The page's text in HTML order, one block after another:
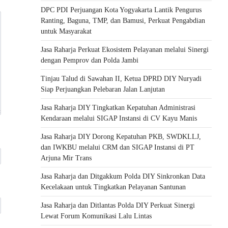
DPC PDI Perjuangan Kota Yogyakarta Lantik Pengurus
Ranting, Baguna, TMP, dan Bamusi, Perkuat Pengabdian
untuk Masyarakat
Jasa Raharja Perkuat Ekosistem Pelayanan melalui Sinergi
dengan Pemprov dan Polda Jambi
Tinjau Talud di Sawahan II, Ketua DPRD DIY Nuryadi
Siap Perjuangkan Pelebaran Jalan Lanjutan
Jasa Raharja DIY Tingkatkan Kepatuhan Administrasi
Kendaraan melalui SIGAP Instansi di CV Kayu Manis
Jasa Raharja DIY Dorong Kepatuhan PKB, SWDKLLJ,
dan IWKBU melalui CRM dan SIGAP Instansi di PT
Arjuna Mir Trans
Jasa Raharja dan Ditgakkum Polda DIY Sinkronkan Data
Kecelakaan untuk Tingkatkan Pelayanan Santunan
Jasa Raharja dan Ditlantas Polda DIY Perkuat Sinergi
Lewat Forum Komunikasi Lalu Lintas